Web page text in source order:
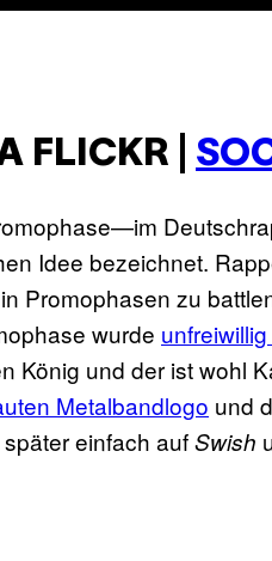
FLICKR |
Idee bezeichnet.
Promophasen zu
wurde
König und der ist wohl
Metalbandlogo und
einfach aufSwish